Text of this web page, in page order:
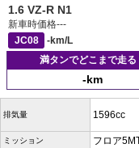
1.6 VZ-R N1
新車時価格---
JC08
-km/L
満タンでどこまで走る
-km
排気量 1596cc
ミッション フロア